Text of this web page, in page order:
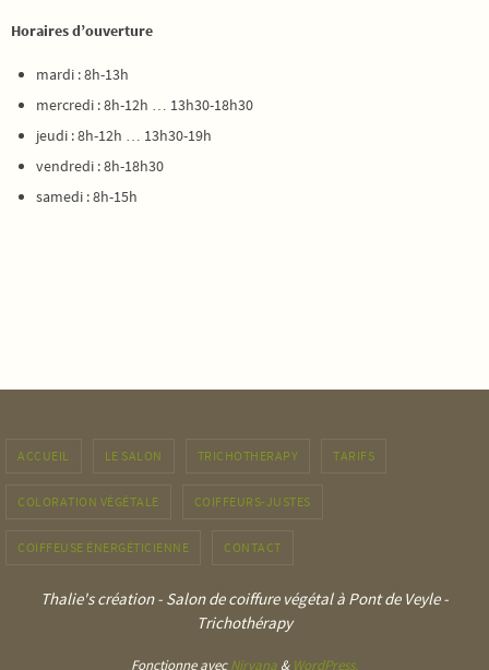
Horaires d’ouverture
mardi : 8h-13h
mercredi : 8h-12h … 13h30-18h30
jeudi : 8h-12h … 13h30-19h
vendredi : 8h-18h30
samedi : 8h-15h
ACCUEIL LE SALON TRICHOTHERAPY TARIFS
COLORATION VÉGÉTALE COIFFEURS-JUSTES
COIFFEUSE ÉNERGÉTICIENNE CONTACT
Thalie's création - Salon de coiffure végétal à Pont de Veyle -
Trichothérapy
Fonctionne avecNirvana & WordPress.